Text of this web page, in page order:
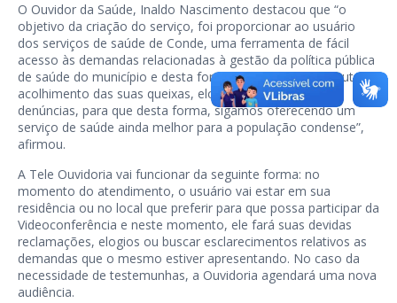
O Ouvidor da Saúde, Inaldo Nascimento destacou que “o
objetivo da criação do serviço, foi proporcionar ao usuário
dos serviços de saúde de Conde, uma ferramenta de fácil
acesso às demandas relacionadas à gestão da política pública
de saúde do município e desta forma trabalhamos a escuta e
acolhimento das suas queixas, elogios, sugestões e
denúncias, para que desta forma, sigamos oferecendo um
serviço de saúde ainda melhor para a população condense”,
afirmou.
A Tele Ouvidoria vai funcionar da seguinte forma: no
momento do atendimento, o usuário vai estar em sua
residência ou no local que preferir para que possa participar da
Videoconferência e neste momento, ele fará suas devidas
reclamações, elogios ou buscar esclarecimentos relativos as
demandas que o mesmo estiver apresentando. No caso da
necessidade de testemunhas, a Ouvidoria agendará uma nova
audiência.